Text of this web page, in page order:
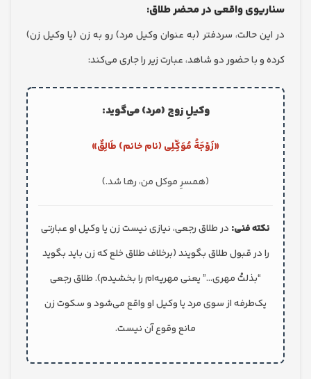
واقعی در محضر طلاق:
حالت، سردفتر (به عنوان وکیل مرد) رو به زن (یا وکیل زن)
با حضور دو شاهد، عبارت زیر را جاری می‌کند:
وکیلِ زوج (مرد) می‌گوید:
«زَوْجَةُ مُوَکِّلِی (نام خانم) طَالِقٌ»
(همسرِ موکل من، رها شد.)
فنی:
در طلاق رجعی، نیازی نیست زن یا وکیل او عبارتی
در قبول طلاق بگویند (برخلاف طلاق خلع که زن باید بگوید
“بذلتُ مهری…” یعنی مهریه‌ام را بخشیدم). طلاق رجعی
از سوی مرد یا وکیل او واقع می‌شود و سکوت زن
مانع وقوع آن نیست.